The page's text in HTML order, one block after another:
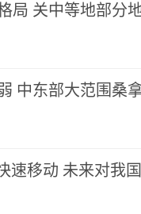
局 关中等地部分
中东部大范围桑
速移动 未来对我